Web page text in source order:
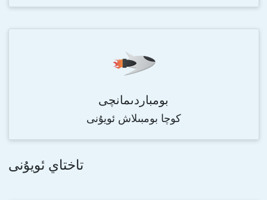
بومباردىمانچى
كوچا بومبىلاش ئويۇنى
تاختاي ئويۇنى